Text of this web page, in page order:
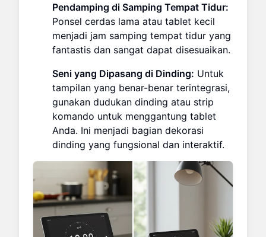
Pendamping di Samping Tempat Tidur:
Ponsel cerdas lama atau tablet kecil
menjadi jam samping tempat tidur yang
fantastis dan sangat dapat disesuaikan.
Seni yang Dipasang di Dinding: Untuk
tampilan yang benar-benar terintegrasi,
gunakan dudukan dinding atau strip
komando untuk menggantung tablet
Anda. Ini menjadi bagian dekorasi
dinding yang fungsional dan interaktif.